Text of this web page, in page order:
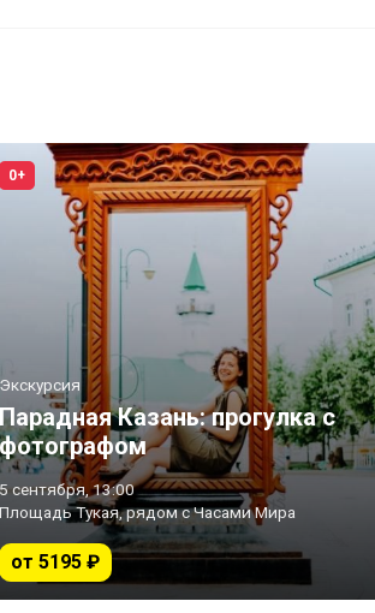
0+
Экскурсия
Парадная Казань: прогулка с
фотографом
5 сентября, 13:00
Площадь Тукая, рядом с Часами Мира
от 5195 ₽